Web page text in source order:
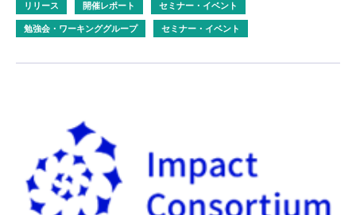
リリース 開催レポート セミナー・イベント
勉強会・ワーキンググループ セミナー・イベント